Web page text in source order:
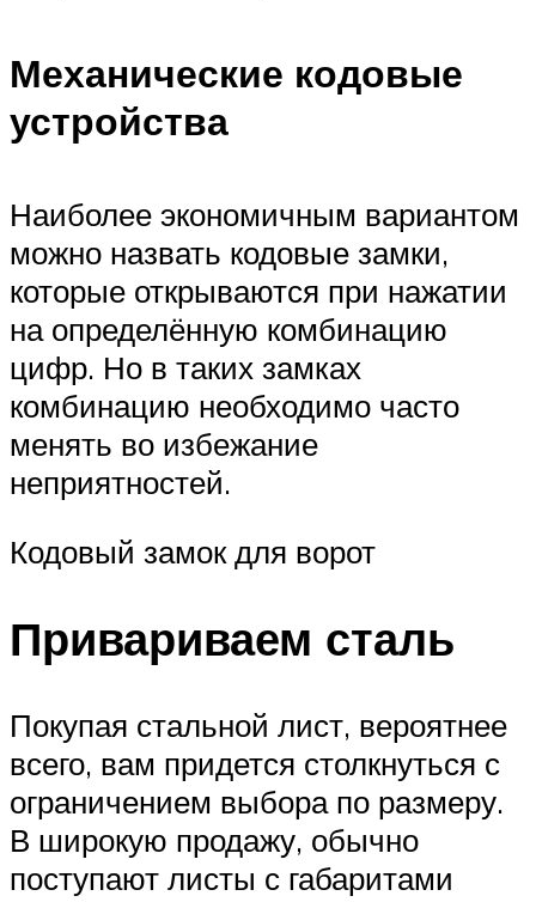
Механические кодовые
устройства
Наиболее экономичным вариантом
можно назвать кодовые замки,
которые открываются при нажатии
на определённую комбинацию
цифр. Но в таких замках
комбинацию необходимо часто
менять во избежание
неприятностей.
Кодовый замок для ворот
Привариваем сталь
Покупая стальной лист, вероятнее
всего, вам придется столкнуться с
ограничением выбора по размеру.
В широкую продажу, обычно
поступают листы с габаритами